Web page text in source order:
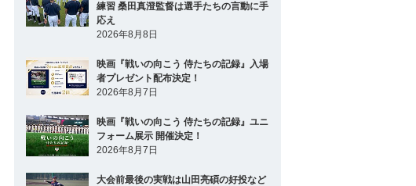
練習 桑田真澄監督は選手たちの言動に手
応え
2026年8月8日
映画『戦いの向こう 侍たちの記録』入場
者プレゼント配布決定！
2026年8月7日
映画『戦いの向こう 侍たちの記録』ユニ
フォーム展示 開催決定！
2026年8月7日
大会前最後の実戦は山田亮碩の好投など